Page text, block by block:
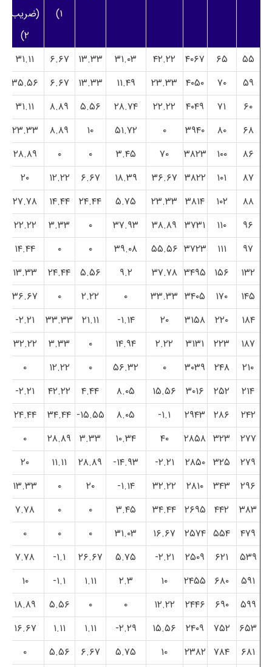
۱)
(ضریب
۲)
۵۵
۶۵ ۴۰۶۷ ۴۲.۲۲ ۳۱.۰۳ ۱۳.۳۳ ۶.۶۷
۳۱.۱۱
۵۹
۷۰ ۴۰۵۰ ۲۳.۳۳ ۱۱.۴۹ ۱۳.۳۳ ۶.۶۷
۳۵.۵۶
۶۰
۷۱ ۴۰۴۹ ۲۲.۲۲ ۲۸.۷۴ ۵.۵۶ ۸.۸۹
۳۱.۱۱
۶۸
۸۰ ۳۹۴۰ ۰ ۵۱.۷۲ ۱۰ ۸.۸۹
۲۳.۳۳
۸۶
۱۰۰ ۳۸۲۳ ۷۰ ۳.۴۵ ۰ ۰
۲۸.۸۹
۸۷
۱۰۱ ۳۸۲۲ ۳۶.۶۷ ۱۸.۳۹ ۶.۶۷ ۱۲.۲۲
۲۰
۸۸
۱۰۲ ۳۸۱۴ ۲۳.۳۳ ۵.۷۵ ۲۴.۴۴ ۱۴.۴۴
۲۷.۷۸
۹۶
۱۱۰ ۳۷۳۱ ۳۸.۸۹ ۳۷.۹۳ ۰ ۳.۳۳
۲۲.۲۲
۹۷
۱۱۱ ۳۷۲۳ ۵۵.۵۶ ۳۹.۰۸ ۰ ۰
۱۴.۴۴
۱۳۲
۱۵۶ ۳۴۹۵ ۳۷.۷۸ ۹.۲ ۵.۵۶ ۲۴.۴۴
۱۳.۳۳
۱۴۵
۱۷۰ ۳۴۰۵ ۳۳.۳۳ ۰ ۲.۲۲ ۰
۳۶.۶۷
۱۸۴
۲۲۰ ۳۱۵۸ ۲۰ ۱.۱۴- ۲۱.۱۱ ۳۳.۳۳
۲.۲۱-
۱۸۷
۲۲۳ ۳۱۳۱ ۲.۲۲ ۱۴.۹۴ ۰ ۳.۳۳
۳۲.۲۲
۲۱۰
۲۴۸ ۳۰۳۹ ۰ ۵۶.۳۲ ۰ ۱۲.۲۲
۰
۲۱۴
۲۵۲ ۳۰۱۶ ۱۵.۵۶ ۸.۰۵ ۴.۴۴ ۴۲.۲۲
۲.۲۱-
۲۴۲
۲۸۶ ۲۹۴۳ ۱.۱- ۸.۰۵ ۱۵.۵۵- ۳۴.۴۴
۲۴.۴۴
۲۷۷
۳۲۳ ۲۸۵۸ ۴۰ ۱۰.۳۴ ۳.۳۳ ۲۸.۸۹
۰
۲۷۹
۳۲۵ ۲۸۵۰ ۲.۲۱- ۱۴.۹۳- ۲۸.۸۹ ۱۱.۱۱
۲۰
۲۹۶
۳۴۳ ۲۸۱۰ ۳۲.۲۲ ۱.۱۴- ۲۰ ۰
۱۳.۳۳
۳۸۳
۴۴۲ ۲۶۹۵ ۳۴.۴۴ ۳.۴۵ ۰ ۰
۷.۷۸
۴۷۹
۵۵۴ ۲۵۷۴ ۱۶.۶۷ ۳۱.۰۳ ۰ ۰
۰
۵۳۹
۶۲۱ ۲۵۰۹ ۲.۲۱- ۵.۷۵ ۲۶.۶۷ ۱.۱-
۷.۷۸
۵۹۱
۶۸۰ ۲۴۵۵ ۱۰ ۲.۳ ۱.۱۱ ۱.۱-
۱۰
۵۹۹
۶۹۰ ۲۴۴۶ ۱۲.۲۲ ۰ ۰ ۵.۵۶
۱۸.۸۹
۶۵۳
۷۵۲ ۲۴۰۹ ۱۵.۵۶ ۲.۲۹- ۱.۱۱ ۱.۱۱
۱۶.۶۷
۶۸۱
۷۸۴ ۲۳۸۲ ۱۰ ۵.۷۵ ۶.۶۷ ۵.۵۶
۰